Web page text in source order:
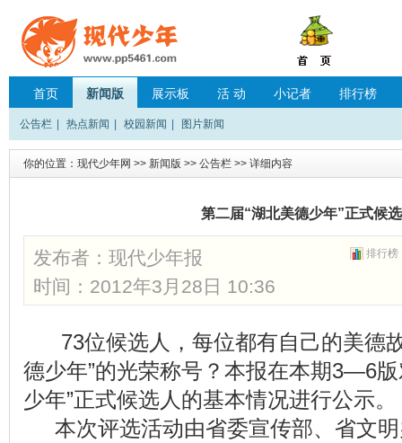
首页 新闻版 展示板 活 动 小记者 排行榜
公告栏 热点新闻 校园新闻 图片新闻
你的位置： 现代少年网 >> 新闻版 >> 公告栏 >> 详细内容
第二届“湖北美德少年”正式候
排行榜
发布者： 现代少年报
时间：2012年3月28日 10:36
73位候选人，每位都有自己的美德
德少年”的光荣称号？本报在本期3—6
少年”正式候选人的基本情况进行公示。
本次评选活动由省委宣传部、省文明